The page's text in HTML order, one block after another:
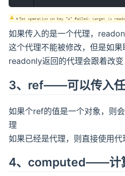
如果传入的是一个代理，
这个代理不能被修改，但是如果
readonly返回的代理会跟着改变
3、ref——可以传入
如果个ref的值是一个对象，则
理
如果已经是代理，则直接使用代
4、computed——计